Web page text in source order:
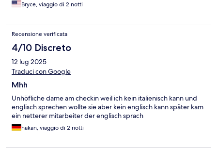
Bryce, viaggio di 2 notti
Recensione verificata
4/10 Discreto
12 lug 2025
Traduci con Google
Mhh
Unhöfliche dame am checkin weil ich kein italienisch kann und
englisch sprechen wollte sie aber kein englisch kann später kam
ein netterer mitarbeiter der englisch sprach
hakan, viaggio di 2 notti